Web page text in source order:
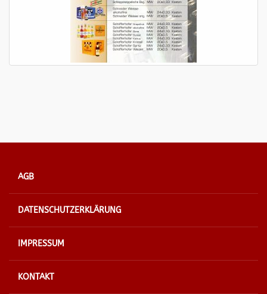
AGB
DATENSCHUTZERKLÄRUNG
IMPRESSUM
KONTAKT